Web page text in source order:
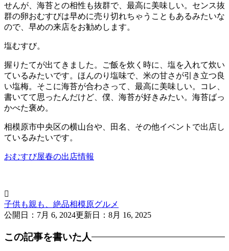
せんが、海苔との相性も抜群で、最高に美味しい。センス抜
群の卵おむすびは早めに売り切れちゃうこともあるみたいな
ので、早めの来店をお勧めします。
塩むすび。
握りたてが出てきました。ご飯を炊く時に、塩を入れて炊い
ているみたいです。ほんのり塩味で、米の甘さが引き立つ良
い塩梅。そこに海苔が合わさって、最高に美味しい。コレ、
書いてて思ったんだけど、僕、海苔が好きみたい。海苔ばっ
かべた褒め。
相模原市中央区の横山台や、田名、その他イベントで出店し
ているみたいです。
おむすび屋春の出店情報

子供も親も、絶品相模原グルメ
公開日： 7月 6, 2024更新日： 8月 16, 2025
この記事を書いた人